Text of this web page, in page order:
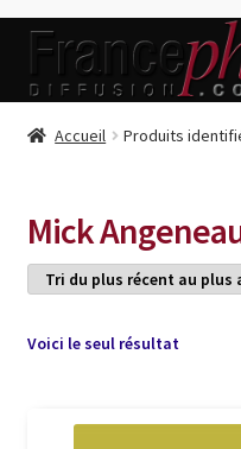
Aller
la
Aller
contenu
Accueil
Conditions de Vente
Connection
Listes d’Envies
Accueil Produits
Mick
Voici le seul résultat